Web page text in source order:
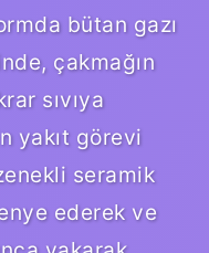
bütan gazı
çakmağın
sıvıya
yakıt görevi
seramik
ederek ve